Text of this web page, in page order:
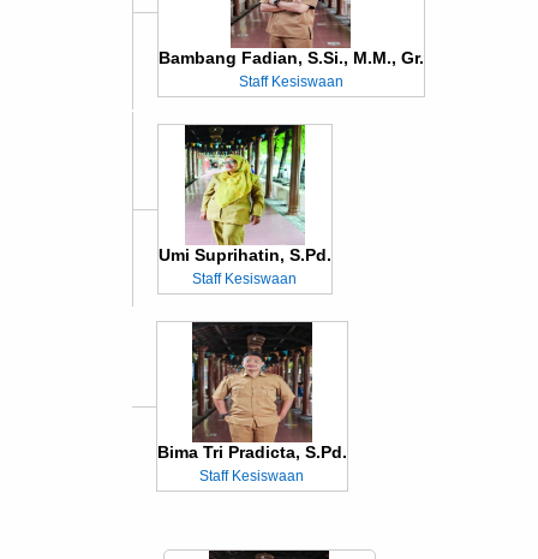
Bambang Fadian, S.Si., M.M., Gr.
Staff Kesiswaan
Umi Suprihatin, S.Pd.
Staff Kesiswaan
Bima Tri Pradicta, S.Pd.
Staff Kesiswaan